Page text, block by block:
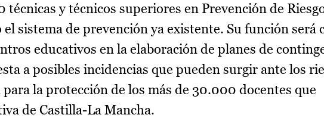
técnicas y técnicos superiores en Prevención de
sistema de prevención ya existente. Su función será
educativos en la elaboración de planes de
a posibles incidencias que pueden surgir ante los
la protección de los más de 30.000 docentes que
de Castilla-La Mancha.